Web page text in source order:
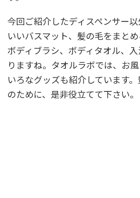
今回ご紹介したディスペンサー
いいバスマット、髪の毛をまとめ
ボディブラシ、ボディタオル、
りますね。タオルラボでは、お
いろなグッズも紹介しています
のために、是非役立てて下さい。